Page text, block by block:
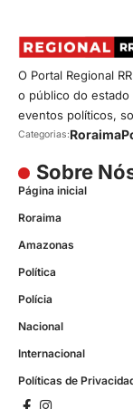
O Portal Regional
o público do estado
eventos políticos,
Categorias:Roraima
Sobre
Página inicial
Roraima
Amazonas
Política
Polícia
Nacional
Internacional
Políticas de